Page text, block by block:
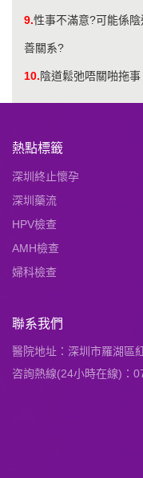
9.性事不滿意?可能係
善關系?
10.陰道鬆弛唔關啪拖
熱點標籤
深圳終止懷孕
深圳藥流
HPV檢查
AMH檢查
婦科檢查
聯系我們
醫院地址：深圳市羅湖區
咨詢熱線(24小時在線)：